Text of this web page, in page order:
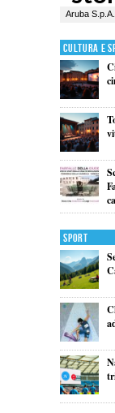
Cultura e
Sport